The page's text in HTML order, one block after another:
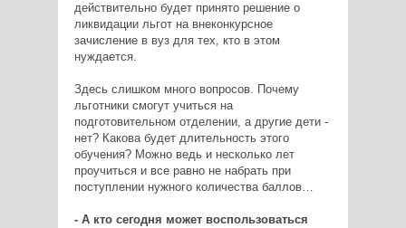
действительно будет принято решение о
ликвидации льгот на внеконкурсное
зачисление в вуз для тех, кто в этом
нуждается.
Здесь слишком много вопросов. Почему
льготники смогут учиться на
подготовительном отделении, а другие дети -
нет? Какова будет длительность этого
обучения? Можно ведь и несколько лет
проучиться и все равно не набрать при
поступлении нужного количества баллов…
- А кто сегодня может воспользоваться